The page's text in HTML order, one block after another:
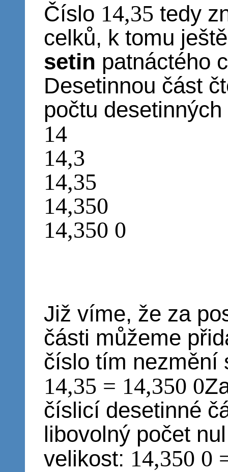
Číslo 14,35 tedy
celků, k tomu
setin patnáctého
Desetinnou část
počtu
14
14,3
14,35
14,350
14,350 0
Již víme, že za
části můžeme
číslo tím nezmění
14,35 = 14,350 0
číslicí desetinné
libovolný počet
velikost: 14,350 0